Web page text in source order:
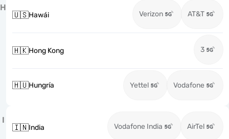
H
🇺🇸Hawái Verizon AT&T
🇭🇰Hong Kong 3
🇭🇺Hungría Yettel Vodafone
I
🇮🇳India Vodafone India AirTel